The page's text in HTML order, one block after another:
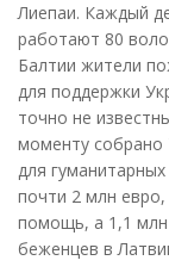
Лиепаи. Каждый
работают 80
Балтии жители
для поддержки
точно не
моменту собрано
для
почти 2 млн
помощь, а 1,1 млн
беженцев в